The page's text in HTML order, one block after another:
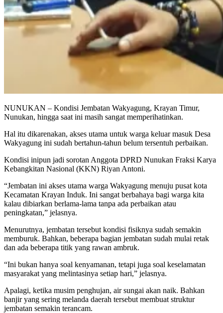
NUNUKAN – Kondisi Jembatan Wakyagung, Krayan Timur,
Nunukan, hingga saat ini masih sangat memperihatinkan.
Hal itu dikarenakan, akses utama untuk warga keluar masuk Desa
Wakyagung ini sudah bertahun-tahun belum tersentuh perbaikan.
Kondisi inipun jadi sorotan Anggota DPRD Nunukan Fraksi Karya
Kebangkitan Nasional (KKN) Riyan Antoni.
“Jembatan ini akses utama warga Wakyagung menuju pusat kota
Kecamatan Krayan Induk. Ini sangat berbahaya bagi warga kita
kalau dibiarkan berlama-lama tanpa ada perbaikan atau
peningkatan,” jelasnya.
Menurutnya, jembatan tersebut kondisi fisiknya sudah semakin
memburuk. Bahkan, beberapa bagian jembatan sudah mulai retak
dan ada beberapa titik yang rawan ambruk.
“Ini bukan hanya soal kenyamanan, tetapi juga soal keselamatan
masyarakat yang melintasinya setiap hari,” jelasnya.
Apalagi, ketika musim penghujan, air sungai akan naik. Bahkan
banjir yang sering melanda daerah tersebut membuat struktur
jembatan semakin terancam.